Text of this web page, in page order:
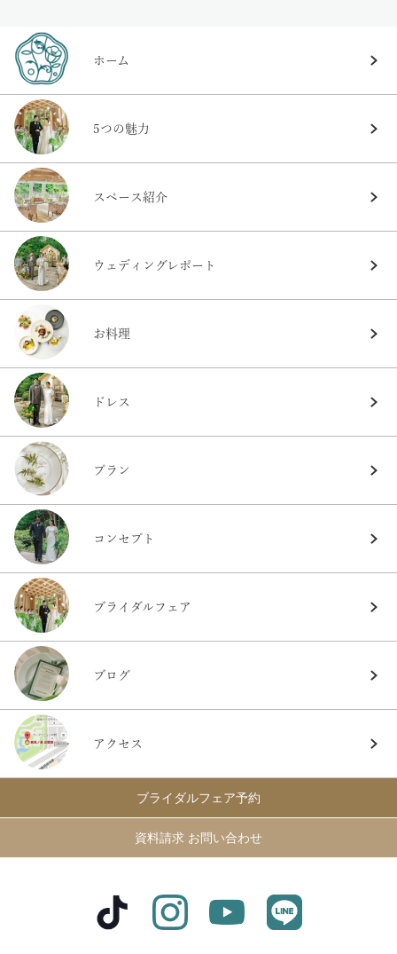
ホーム
5つの魅力
スペース紹介
ウェディングレポート
お料理
ドレス
プラン
コンセプト
ブライダルフェア
ブログ
アクセス
ブライダルフェア予約
資料請求 お問い合わせ